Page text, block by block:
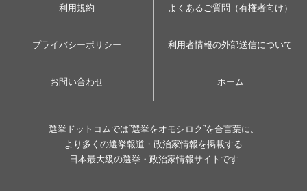
利用規約 よくあるご質問（有権者向け）
プライバシーポリシー 利用者情報の外部送信について
お問い合わせ ホーム
選挙ドットコムでは”選挙をオモシロク”を合言葉に、
より多くの選挙報道・政治家情報を掲載する
日本最大級の選挙・政治家情報サイトです